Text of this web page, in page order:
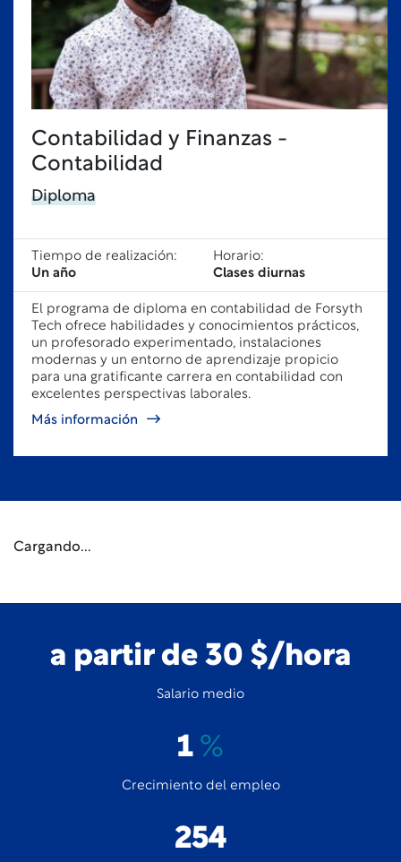
Contabilidad y Finanzas -
Contabilidad
Diploma
Tiempo de realización:
Un año
Horario:
Clases diurnas
El programa de diploma en contabilidad de Forsyth
Tech ofrece habilidades y conocimientos prácticos,
un profesorado experimentado, instalaciones
modernas y un entorno de aprendizaje propicio
para una gratificante carrera en contabilidad con
excelentes perspectivas laborales.
Más información
Cargando...
a partir de 30 $/hora
Salario medio
1 %
Crecimiento del empleo
254